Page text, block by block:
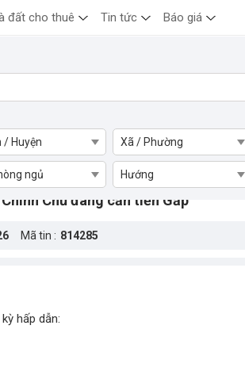
Chủ đang cần tiền Gấp
Mã tin : 814285
hấp dẫn:
/ Huyện Xã / Phường
ngủ Hướng
đất cho thuê Tin tức Báo giá